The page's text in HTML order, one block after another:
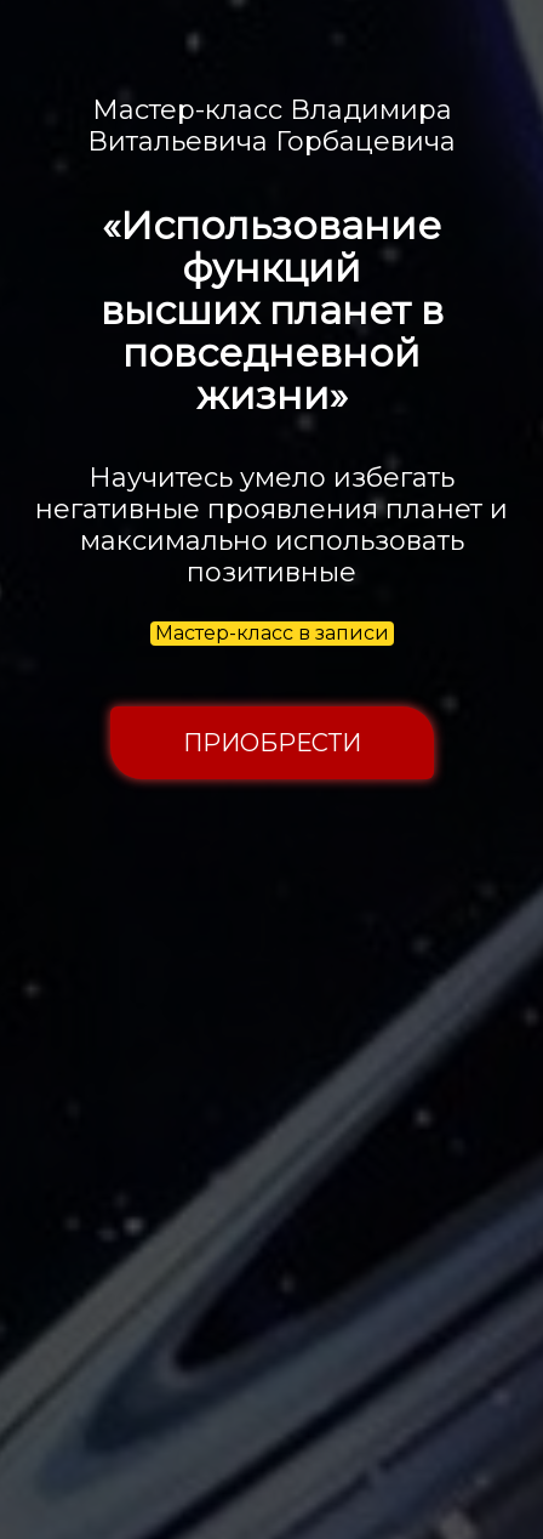
Мастер-класс Владимира
Витальевича Горбацевича
«Использование
функций
высших планет в
повседневной
жизни»
Научитесь умело избегать
негативные проявления планет и
максимально использовать
позитивные
Мастер-класс в записи
ПРИОБРЕСТИ